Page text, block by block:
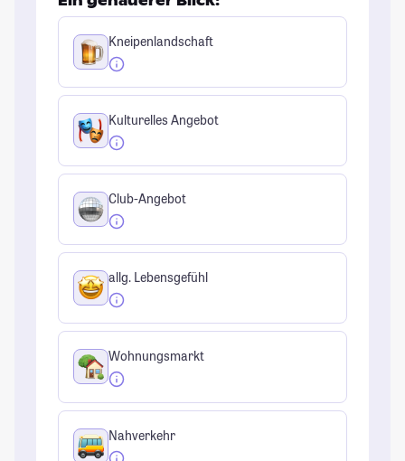
Kneipenlandschaft
Kulturelles Angebot
Club-Angebot
allg. Lebensgefühl
Wohnungsmarkt
Nahverkehr